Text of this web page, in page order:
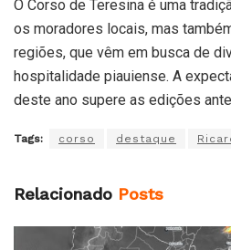
O Corso de Teresina é uma
os moradores locais, mas
regiões, que vêm em busca de
hospitalidade piauiense. A
deste ano supere as edições
Tags: corso destaque
Relacionado Posts